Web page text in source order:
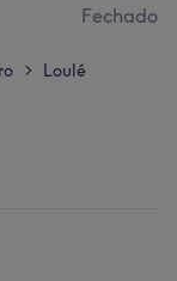
Fechado
> Loulé